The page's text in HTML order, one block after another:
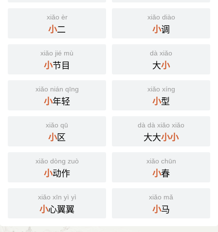
xiǎo èr
小二
xiǎo diào
小调
xiǎo jié mù
小节目
dà xiǎo
大小
xiǎo nián qīng
小年轻
xiǎo xíng
小型
xiǎo qū
小区
dà dà xiǎo xiǎo
大大小小
xiǎo dòng zuò
小动作
xiǎo chūn
小春
xiǎo xīn yì yì
小心翼翼
xiǎo mǎ
小马